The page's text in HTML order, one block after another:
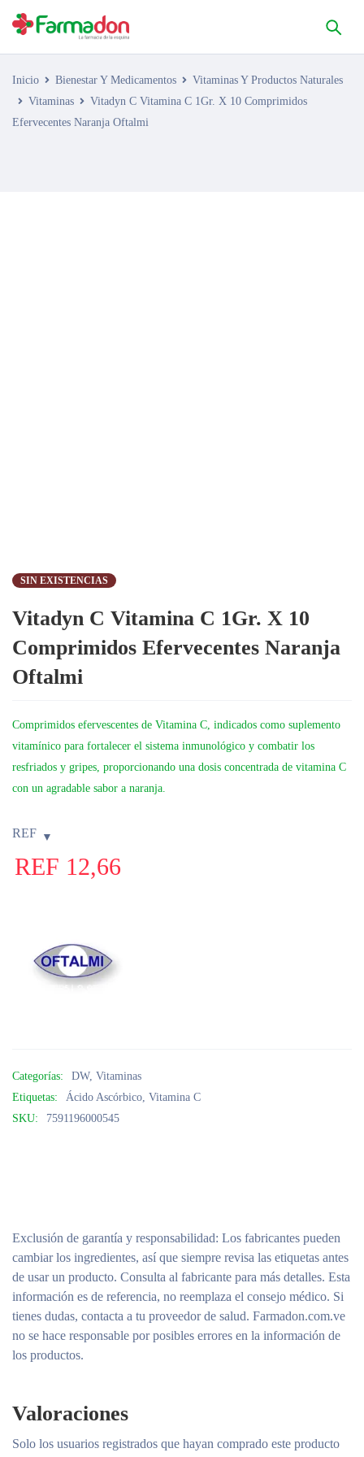
Inicio Bienestar Y Medicamentos
Vitaminas Y Productos Naturales
Vitaminas
Vitadyn C Vitamina C 1Gr. X 10 Comprimidos
Efervecentes Naranja Oftalmi
SIN EXISTENCIAS
Vitadyn C Vitamina C 1Gr. X 10
Comprimidos Efervecentes Naranja
Oftalmi
Comprimidos efervescentes de Vitamina C, indicados como suplemento
vitamínico para fortalecer el sistema inmunológico y combatir los
resfriados y gripes, proporcionando una dosis concentrada de vitamina C
con un agradable sabor a naranja.
REF
REF 12,66
Categorías: DW, Vitaminas
Etiquetas:
Ácido Ascórbico, Vitamina C
SKU:
7591196000545
Exclusión de garantía y responsabilidad: Los fabricantes pueden
cambiar los ingredientes, así que siempre revisa las etiquetas antes
de usar un producto. Consulta al fabricante para más detalles. Esta
información es de referencia, no reemplaza el consejo médico. Si
tienes dudas, contacta a tu proveedor de salud. Farmadon.com.ve
no se hace responsable por posibles errores en la información de
los productos.
Valoraciones
Solo los usuarios registrados que hayan comprado este producto